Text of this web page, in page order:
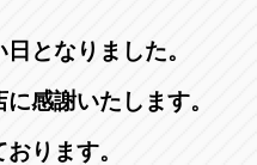
となりました。
感謝いたします。
ります。